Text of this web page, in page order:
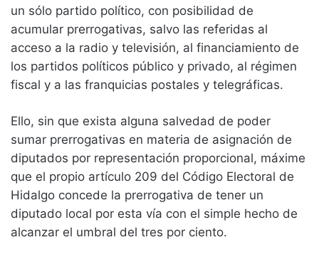
un sólo partido político, con posibilidad de
acumular prerrogativas, salvo las referidas al
acceso a la radio y televisión, al financiamiento de
los partidos políticos público y privado, al régimen
fiscal y a las franquicias postales y telegráficas.
Ello, sin que exista alguna salvedad de poder
sumar prerrogativas en materia de asignación de
diputados por representación proporcional, máxime
que el propio artículo 209 del Código Electoral de
Hidalgo concede la prerrogativa de tener un
diputado local por esta vía con el simple hecho de
alcanzar el umbral del tres por ciento.